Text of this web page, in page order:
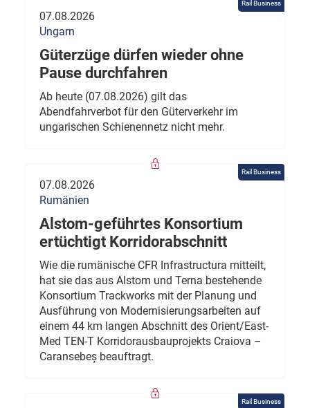
Rail Business
07.08.2026
Ungarn
Güterzüge dürfen wieder ohne
Pause durchfahren
Ab heute (07.08.2026) gilt das
Abendfahrverbot für den Güterverkehr im
ungarischen Schienennetz nicht mehr.
Rail Business
07.08.2026
Rumänien
Alstom-geführtes Konsortium
ertüchtigt Korridorabschnitt
Wie die rumänische CFR Infrastructura mitteilt,
hat sie das aus Alstom und Terna bestehende
Konsortium Trackworks mit der Planung und
Ausführung von Modernisierungsarbeiten auf
einem 44 km langen Abschnitt des Orient/East-
Med TEN-T Korridorausbauprojekts Craiova –
Caransebeș beauftragt.
Rail Business